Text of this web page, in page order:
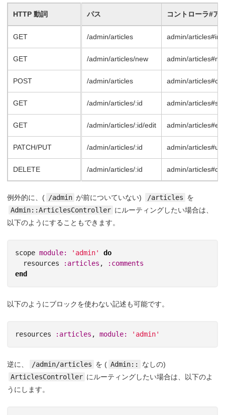
パス コントローラ#ア
/admin/articles admin/
/admin/articles/new admin/
/admin/articles admin/
/admin/articles/:id admin/
/admin/articles/:id/edit admin/
/admin/articles/:id admin/
/admin/articles/:id admin/
HTTP 動詞
GET
GET
POST
GET
GET
PATCH/PUT
DELETE
例外的に、( /admin が前についていない) /articles を
Admin::ArticlesController にルーティングしたい場合は、
以下のようにすることもできます。
scope module: 'admin'
do
resources
:articles ,
:comments
end
以下のようにブロックを使わない記述も可能です。
resources :articles , module: 'admin'
逆に、 /admin/articles を ( Admin::
なしの)
ArticlesController にルーティングしたい場合は、以下のよ
うにします。